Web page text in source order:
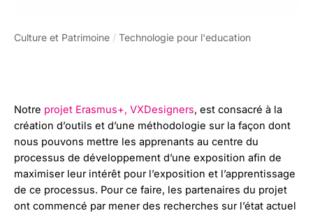
Culture et Patrimoine / Technologie pour l'education
Notre projet Erasmus+, VXDesigners, est consacré à la
création d’outils et d’une méthodologie sur la façon dont
nous pouvons mettre les apprenants au centre du
processus de développement d’une exposition afin de
maximiser leur intérêt pour l’exposition et l’apprentissage
de ce processus. Pour ce faire, les partenaires du projet
ont commencé par mener des recherches sur l’état actuel